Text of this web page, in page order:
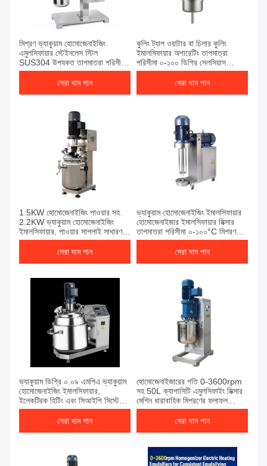
মিশ্রণ ভ্যাকুয়াম হোমোজেনাইজিং
এমুলসিফায়ার স্টেইনলেস স্টিল
SUS304 উপযুক্ত তাপমাত্রা পরিসীমা
0 থেকে 100 ডিগ্রি সেলসিয়াস শিল্প
সেরা দাম পান
কুলিং ট্যাপ ওয়াটার বা চিলার কুলিং
ইমালসিফায়ার অপারেটিং তাপমাত্রা
পরিসীমা ০-১০০ ডিগ্রি সেলসিয়াস
ইমালসন স্থিতিশীলতার জন্য ডিজাইন করা
সেরা দাম পান
1.5KW হোমোজেনাইজিং পাওয়ার সহ
2.2KW ভ্যাকুয়াম হোমোজেনাইজিং
ইমালসিফায়ার, পাওয়ার সাপ্লাই সাধারণত
380V 50Hz বা কাস্টমাইজড অপশন
সেরা দাম পান
ভ্যাকুয়াম হোমোজেনাইজিং ইমালসিফায়ার
হোমোজেনাইজার ইমালসিফায়ার মিক্সার
তাপমাত্রা পরিসীমা ০-১০০°C মিশ্রণ
এবং ইমালসিফাইং সরঞ্জামের জন্য উপযুক্ত
সেরা দাম পান
ভ্যাকুয়াম ডিগ্রি ০.০৯ এমপিএ ভ্যাকুয়াম
হোমোজেনাইজিং ইমালসিফায়ার,
ইলেকট্রিক হিটিং এবং সিআইপি সিস্টেম
সামঞ্জস্যপূর্ণ ইমালসিফিকেশনের জন্য
সেরা দাম পান
হোমোজেনাইজারের গতি 0-3600rpm
সহ 50L ক্যাপাসিটি এমুলসিফাইং মিক্সার
মেশিন ধারাবাহিক মিশ্রণের ফলাফল
সরবরাহ করার জন্য ডিজাইন করা হয়েছে
সেরা দাম পান